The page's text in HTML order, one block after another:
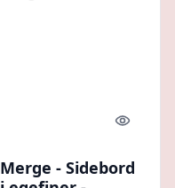
Quick
Merge - Sidebord